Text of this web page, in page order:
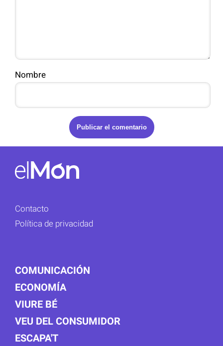
Nombre
Contacto
Política de privacidad
COMUNICACIÓN
ECONOMÍA
VIURE BÉ
VEU DEL CONSUMIDOR
ESCAPA'T